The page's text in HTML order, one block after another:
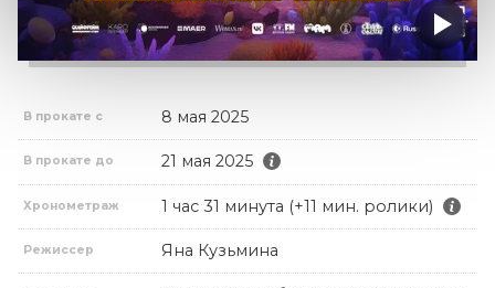
В прокате с 8 мая 2025
В прокате до 21 мая 2025
Хронометраж 1 час 31 минута (+11 мин. ролики)
Режиссер Яна Кузьмина